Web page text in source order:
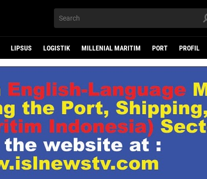
LIPSUS LOGISTIK MILLENIAL MARITIM PORT PROFIL